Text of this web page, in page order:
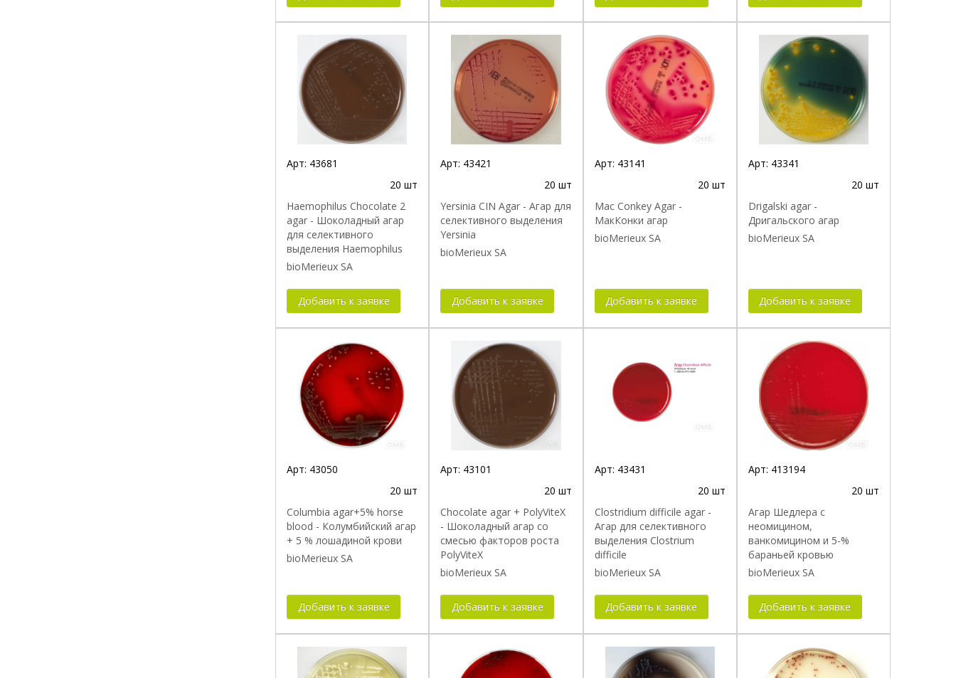
Арт: 43681
20 шт
Haemophilus Chocolate 2
agar - Шоколадный агар
для селективного
выделения Haemophilus
bioMerieux SA
Добавить к заявке
Арт: 43421
20 шт
Yersinia CIN Agar - Агар для
селективного выделения
Yersinia
bioMerieux SA
Добавить к заявке
Арт: 43141
20 шт
Mac Conkey Agar -
МакКонки агар
bioMerieux SA
Добавить к заявке
Арт: 43341
20 шт
Drigalski agar -
Дригальского агар
bioMerieux SA
Добавить к заявке
Арт: 43050
20 шт
Columbia agar+5% horse
blood - Колумбийский агар
+ 5 % лошадиной крови
bioMerieux SA
Добавить к заявке
Арт: 43101
20 шт
Chocolate agar + PolyViteX
- Шоколадный агар со
смесью факторов роста
PolyViteX
bioMerieux SA
Добавить к заявке
Арт: 43431
20 шт
Clostridium difficile agar -
Агар для селективного
выделения Clostrium
difficile
bioMerieux SA
Добавить к заявке
Арт: 413194
20 шт
Агар Шедлера с
неомицином,
ванкомицином и 5-%
бараньей кровью
bioMerieux SA
Добавить к заявке